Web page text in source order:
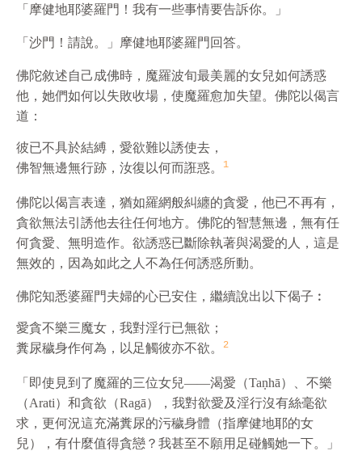
「摩健地耶婆羅門！我有一些事情要告訴你。」
「沙門！請說。」摩健地耶婆羅門回答。
佛陀敘述自己成佛時，魔羅波旬最美麗的女兒如何誘惑
他，她們如何以失敗收場，使魔羅愈加失望。佛陀以偈言
道：
彼已不具於結縛，愛欲難以誘使去，
佛智無邊無行跡，汝復以何而誑惑。
1
佛陀以偈言表達，猶如羅網般糾纏的貪愛，他已不再有，
貪欲無法引誘他去往任何地方。佛陀的智慧無邊，無有任
何貪愛、無明造作。 欲誘惑已斷除執著與渴愛的人，這是
無效的，因為如此之人不為任何誘惑所動。
佛陀知悉婆羅門夫婦的心已安住，繼續說出以下偈子︰
愛貪不樂三魔女，我對淫行已無欲 ；
糞尿穢身作何為，以足觸彼亦不欲。 2
「即使見到了魔羅的三位女兒——渴愛（Taṇhā）、不樂
（Arati）和貪欲 （Ragā），我對欲愛及淫行沒有絲毫欲
求，更何況這充滿糞尿的污穢身體（指摩健地耶的女
兒），有什麼值得貪戀？我甚至不願用足碰觸她一下。」